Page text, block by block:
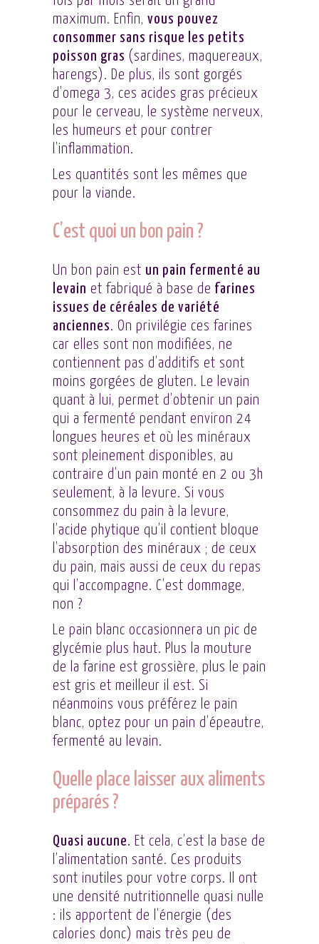
maximum. Enfin, vous pouvez
consommer sans risque les petits
poisson gras (sardines, maquereaux,
harengs). De plus, ils sont gorgés
d’omega 3, ces acides gras précieux
pour le cerveau, le système nerveux,
les humeurs et pour contrer
l’inflammation.
Les quantités sont les mêmes que
pour la viande.
C’est quoi un bon pain ?
Un bon pain est un pain fermenté au
levain et fabriqué à base de farines
issues de céréales de variété
anciennes. On privilégie ces farines
car elles sont non modifiées, ne
contiennent pas d’additifs et sont
moins gorgées de gluten. Le levain
quant à lui, permet d’obtenir un pain
qui a fermenté pendant environ 24
longues heures et où les minéraux
sont pleinement disponibles, au
contraire d’un pain monté en 2 ou 3h
seulement, à la levure. Si vous
consommez du pain à la levure,
l’acide phytique qu’il contient bloque
l’absorption des minéraux ; de ceux
du pain, mais aussi de ceux du repas
qui l’accompagne. C’est dommage,
non ?
Le pain blanc occasionnera un pic de
glycémie plus haut. Plus la mouture
de la farine est grossière, plus le pain
est gris et meilleur il est. Si
néanmoins vous préférez le pain
blanc, optez pour un pain d’épeautre,
fermenté au levain.
Quelle place laisser aux aliments
préparés ?
Quasi aucune. Et cela, c’est la base de
l’alimentation santé. Ces produits
sont inutiles pour votre corps. Il ont
une densité nutritionnelle quasi nulle
: ils apportent de l’énergie (des
calories donc) mais très peu de